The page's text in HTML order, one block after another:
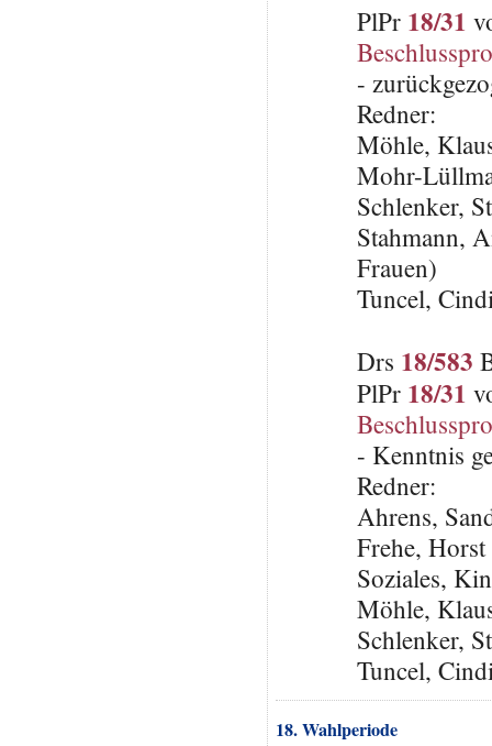
PlPr 18/31
-
Redner:
Möhle,
Mohr-
Schlenker,
Stahmann,
Frauen)
Tuncel,
Drs 18/583
PlPr 18/31
- Kenntnis
Redner:
Ahrens,
Frehe,
Soziales,
Möhle,
Schlenker,
Tuncel,
18. Wahlperiode